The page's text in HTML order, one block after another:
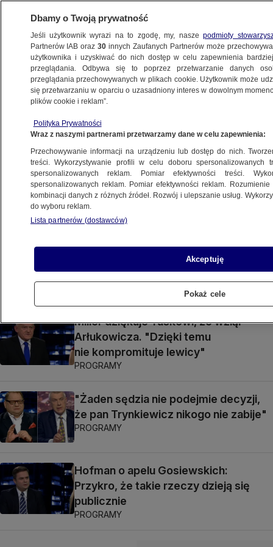
KROPKA NAD I
Ks. Oko: Rozpusta genderowa to jest
cofanie się w ewolucji
PROGRAMY
"Ludzie na Majdanie są pełni
radykalizmu. Wóz albo przewóz"
PROGRAMY
Hofman: Bieńkowska miała chronić
Tuska, a to premier chroni ją
Miller dziękuje Tuskowi, że wziął
Arłukowicza. "Dzięki temu
nie kompromituje lewicy"
PROGRAMY
"Żaden sędzia nie podejmie decyzji,
że pan Trynkiewicz nikogo nie zabije"
PROGRAMY
Hofman o apelu Gosiewskich:
Przykro, że takie rzeczy dzieją się
publicznie
PROGRAMY
Dbamy o Twoją prywatność
Jeśli użytkownik wyrazi na to zgodę, my, naszepodmioty
Partnerów IAB oraz30 innych Zaufanych Partnerów może
użytkownika i uzyskiwać do nich dostęp w celu zapewnienia
przeglądania. Odbywa się to poprzez przetwarzanie danych
przeglądania przechowywanych w plikach cookie. Użytkownik może
się przetwarzaniu w oparciu o uzasadniony interes w dowolnym
plików cookie i reklam”.
Polityka Prywatności
Wraz z naszymi partnerami przetwarzamy dane w celu zapewnienia:
Przechowywanie informacji na urządzeniu lub dostęp do nich.
treści. Wykorzystywanie profili w celu doboru spersonalizowanych
spersonalizowanych reklam. Pomiar efektywności treści.
spersonalizowanych reklam. Pomiar efektywności reklam.
kombinacji danych z różnych źródeł. Rozwój i ulepszanie usług.
do wyboru reklam.
Lista partnerów (dostawców)
Akceptuję
Pokaż cele